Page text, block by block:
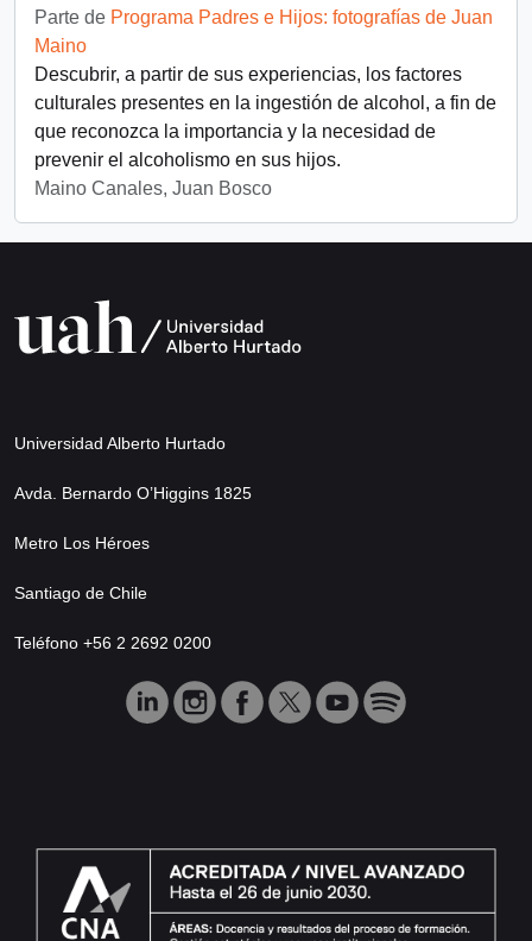
Parte de Programa Padres e Hijos: fotografías de Juan
Maino
Descubrir, a partir de sus experiencias, los factores
culturales presentes en la ingestión de alcohol, a fin de
que reconozca la importancia y la necesidad de
prevenir el alcoholismo en sus hijos.
Maino Canales, Juan Bosco
Universidad Alberto Hurtado
Avda. Bernardo O’Higgins 1825
Metro Los Héroes
Santiago de Chile
Teléfono +56 2 2692 0200